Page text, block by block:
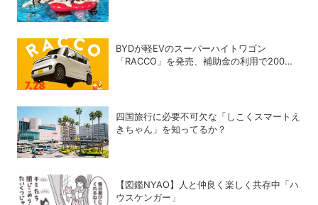
BYDが軽EVのスーパーハイトワゴン
「RACCO」を発売、補助金の利用で200万
四国旅行に必要不可欠な「しこくスマートえ
きちゃん」を知ってるか？
【図鑑NYAO】人と仲良く楽しく共存中「ハ
ウスケンガー」